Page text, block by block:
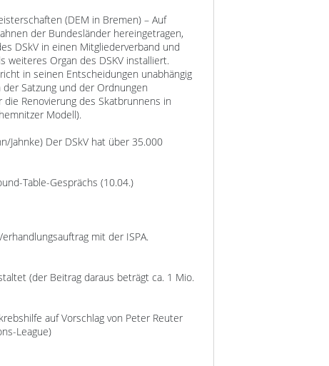
(DEM in Bremen) – Auf
der Bundesländer hereingetragen,
DSkV in einen Mitgliederverband und
weiteres Organ des DSKV installiert.
in seinen Entscheidungen unabhängig
Satzung und der Ordnungen
Renovierung des Skatbrunnens in
Modell).
Jahnke) Der DSkV hat über 35.000
Table-Gesprächs (10.04.)
mit der ISPA.
(der Beitrag daraus beträgt ca. 1 Mio.
auf Vorschlag von Peter Reuter
League)